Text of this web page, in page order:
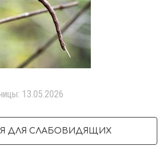
13.05.2026
ДЛЯ СЛАБОВИДЯЩИХ